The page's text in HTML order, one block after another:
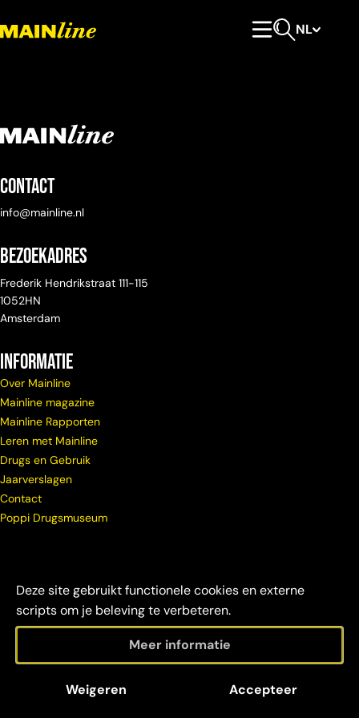
Deze site gebruikt functionele cookies en externe
scripts om je beleving te verbeteren.
Meer informatie
Weigeren Accepteer
NL
Contact
info@mainline.nl
Bezoekadres
Frederik Hendrikstraat 111-115
1052HN
Amsterdam
Informatie
Over Mainline
Mainline magazine
Mainline Rapporten
Leren met Mainline
Drugs en Gebruik
Jaarverslagen
Contact
Poppi Drugsmuseum
Mainline 2026
verantwoordelijkheid
credits